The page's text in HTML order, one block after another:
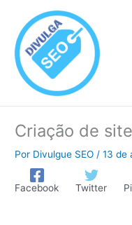
conteúdo
Criação de
Por Divulgue SEO /13 de
Facebook Twitter